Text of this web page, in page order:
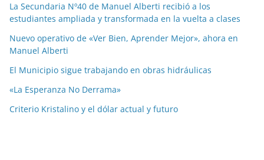
La Secundaria Nº40 de Manuel Alberti recibió a los
estudiantes ampliada y transformada en la vuelta a clases
Nuevo operativo de «Ver Bien, Aprender Mejor», ahora en
Manuel Alberti
El Municipio sigue trabajando en obras hidráulicas
«La Esperanza No Derrama»
Criterio Kristalino y el dólar actual y futuro